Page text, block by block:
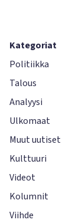
Kategoriat
Politiikka
Talous
Analyysi
Ulkomaat
Muut uutiset
Kulttuuri
Videot
Kolumnit
Viihde